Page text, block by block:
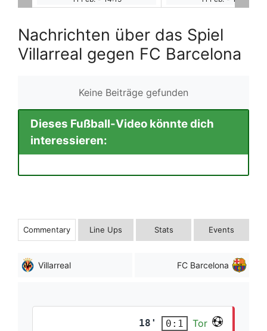
Nachrichten über das Spiel
Villarreal gegen FC Barcelona
Keine Beiträge gefunden
Dieses Fußball-Video könnte dich
interessieren:
Commentary Line Ups Stats Events
Villarreal FC Barcelona
18' 0:1
Tor